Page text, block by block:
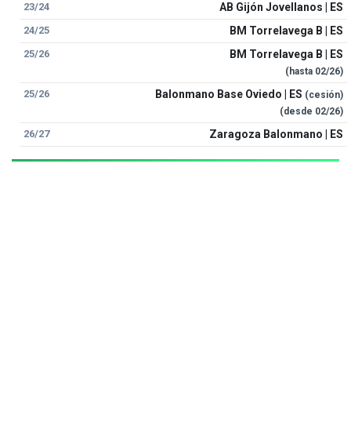
23/24 AB Gijón Jovellanos | ES
24/25 BM Torrelavega B | ES
25/26 BM Torrelavega B | ES
(hasta 02/26)
25/26 Balonmano Base Oviedo | ES (cesión)
(desde 02/26)
26/27 Zaragoza Balonmano | ES